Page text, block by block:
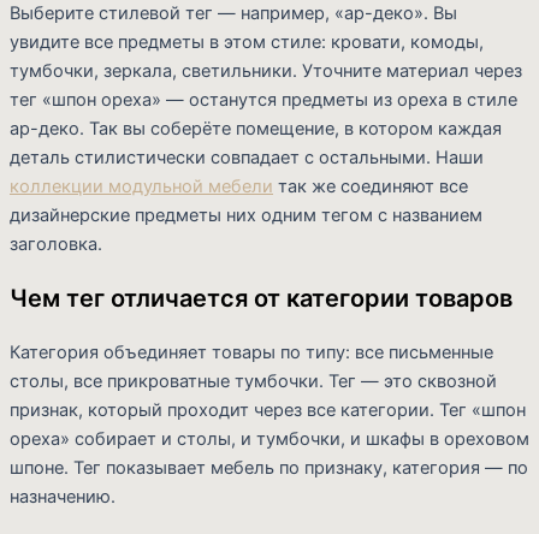
Выберите стилевой тег — например, «ар-деко». Вы
увидите все предметы в этом стиле: кровати, комоды,
тумбочки, зеркала, светильники. Уточните материал через
тег «шпон ореха» — останутся предметы из ореха в стиле
ар-деко. Так вы соберёте помещение, в котором каждая
деталь стилистически совпадает с остальными. Наши
коллекции модульной мебели так же соединяют все
дизайнерские предметы них одним тегом с названием
заголовка.
Чем тег отличается от категории товаров
Категория объединяет товары по типу: все письменные
столы, все прикроватные тумбочки. Тег — это сквозной
признак, который проходит через все категории. Тег «шпон
ореха» собирает и столы, и тумбочки, и шкафы в ореховом
шпоне. Тег показывает мебель по признаку, категория — по
назначению.